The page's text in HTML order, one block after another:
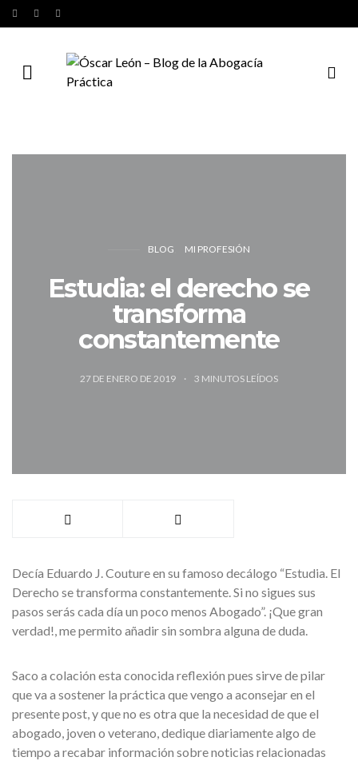
BLOG MI PROFESIÓN
Estudia: el derecho se
transforma
constantemente
27 DE ENERO DE 2019 3 MINUTOS LEÍDOS
Decía Eduardo J. Couture en su famoso decálogo “Estudia. El
Derecho se transforma constantemente. Si no sigues sus
pasos serás cada día un poco menos Abogado”. ¡Que gran
verdad!, me permito añadir sin sombra alguna de duda.
Saco a colación esta conocida reflexión pues sirve de pilar
que va a sostener la práctica que vengo a aconsejar en el
presente post, y que no es otra que la necesidad de que el
abogado, joven o veterano, dedique diariamente algo de
tiempo a recabar información sobre noticias relacionadas